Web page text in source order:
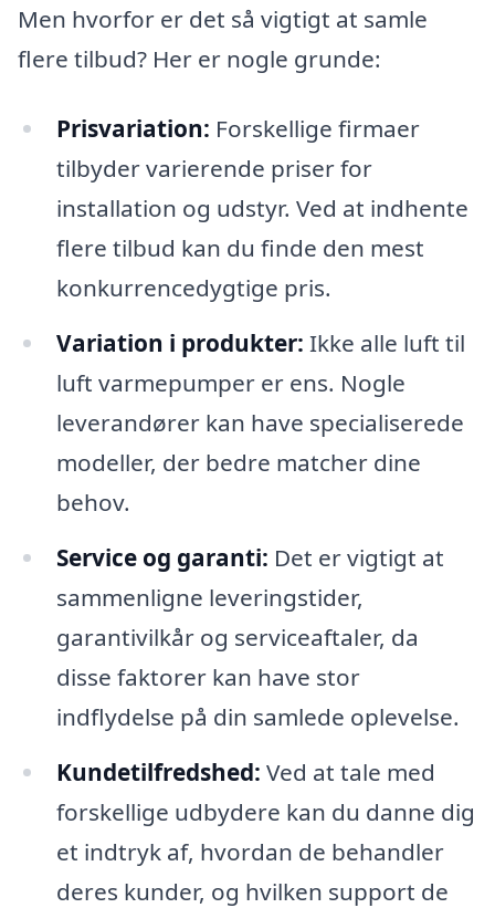
Men hvorfor er det så vigtigt at samle
flere tilbud? Her er nogle grunde:
Prisvariation: Forskellige firmaer
tilbyder varierende priser for
installation og udstyr. Ved at indhente
flere tilbud kan du finde den mest
konkurrencedygtige pris.
Variation i produkter: Ikke alle luft til
luft varmepumper er ens. Nogle
leverandører kan have specialiserede
modeller, der bedre matcher dine
behov.
Service og garanti: Det er vigtigt at
sammenligne leveringstider,
garantivilkår og serviceaftaler, da
disse faktorer kan have stor
indflydelse på din samlede oplevelse.
Kundetilfredshed: Ved at tale med
forskellige udbydere kan du danne dig
et indtryk af, hvordan de behandler
deres kunder, og hvilken support de